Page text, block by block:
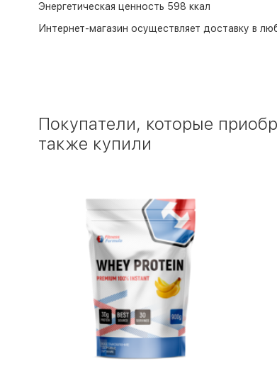
Энергетическая ценность 598 ккал
Интернет-магазин осуществляет доставку в
Покупатели, которые
также купили